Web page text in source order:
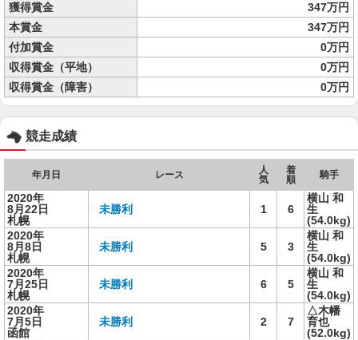
獲得賞金
347万円
本賞金
347万円
付加賞金
0万円
収得賞金（平地）
0万円
収得賞金（障害）
0万円
競走成績
年月日 レース
人
気
着
順
騎手
2020年
8月22日
札幌
未勝利 1 6
横山 和
生
(54.0kg)
2020年
8月8日
札幌
未勝利 5 3
横山 和
生
(54.0kg)
2020年
7月25日
札幌
未勝利 6 5
横山 和
生
(54.0kg)
2020年
7月5日
函館
未勝利 2 7
△木幡
育也
(52.0kg)